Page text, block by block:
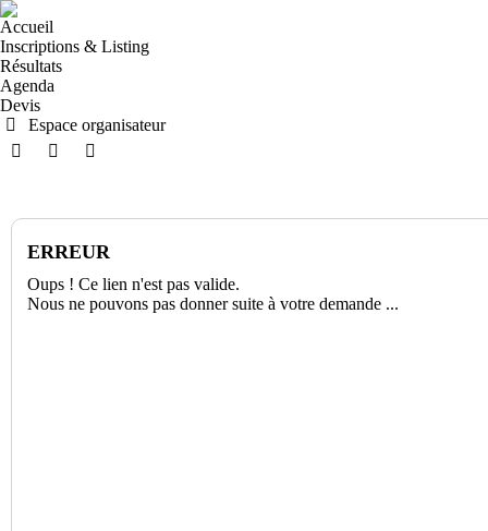
Accueil
Inscriptions & Listing
Résultats
Agenda
Devis
Espace organisateur
ERREUR
Oups ! Ce lien n'est pas valide.
Nous ne pouvons pas donner suite à votre demande ...